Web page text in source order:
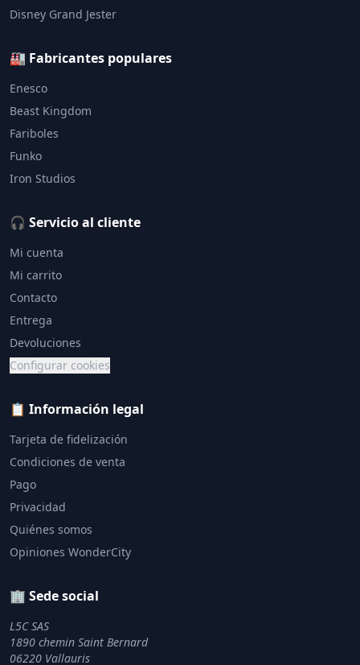
Disney Grand Jester
🏭 Fabricantes populares
Enesco
Beast Kingdom
Fariboles
Funko
Iron Studios
🎧 Servicio al cliente
Mi cuenta
Mi carrito
Contacto
Entrega
Devoluciones
Configurar cookies
📋 Información legal
Tarjeta de fidelización
Condiciones de venta
Pago
Privacidad
Quiénes somos
Opiniones WonderCity
🏢 Sede social
L5C SAS
1890 chemin Saint Bernard
06220 Vallauris